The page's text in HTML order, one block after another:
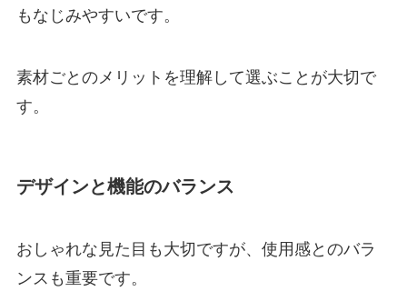
もなじみやすいです。
素材ごとのメリットを理解して選ぶことが大切で
す。
デザインと機能のバランス
おしゃれな見た目も大切ですが、使用感とのバラ
ンスも重要です。